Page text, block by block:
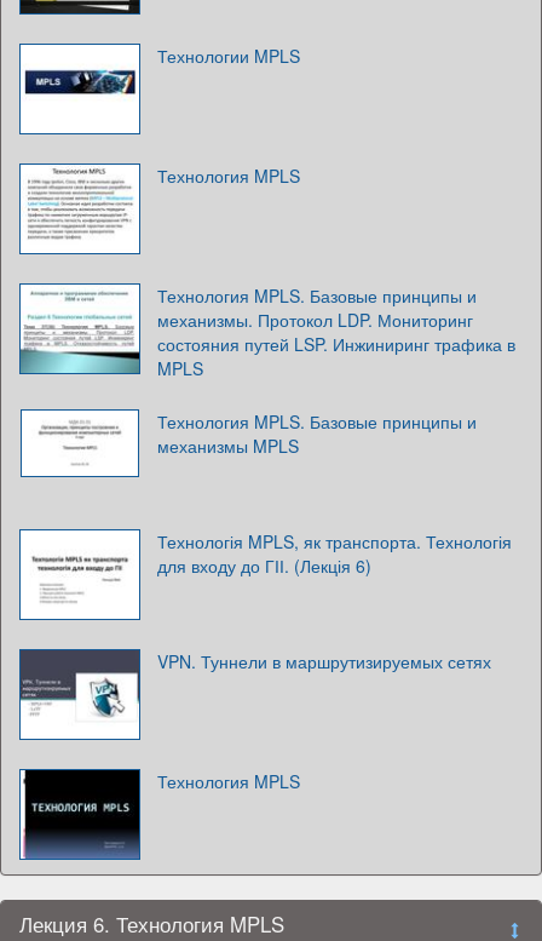
Технологии MPLS
Технология MPLS
Технология MPLS. Базовые принципы и
механизмы. Протокол LDP. Мониторинг
состояния путей LSP. Инжиниринг трафика в
MPLS
Технология MPLS. Базовые принципы и
механизмы MPLS
Технологія MPLS, як транспорта. Технологія
для входу до ГІІ. (Лекція 6)
VPN. Туннели в маршрутизируемых сетях
Технология MPLS
Лекция 6. Технология MPLS